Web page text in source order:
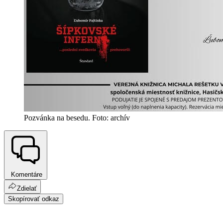
Pozvánka na besedu. Foto: archív
Komentáre
Zdielať
Skopírovať odkaz